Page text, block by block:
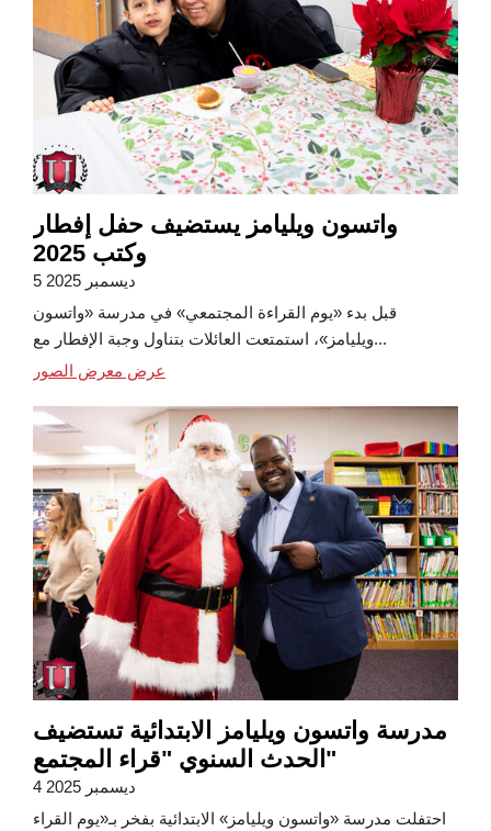
واتسون ويليامز يستضيف حفل إفطار
وكتب 2025
5 ديسمبر 2025
قبل بدء «يوم القراءة المجتمعي» في مدرسة «واتسون
ويليامز»، استمتعت العائلات بتناول وجبة الإفطار مع...
عرض معرض الصور
مدرسة واتسون ويليامز الابتدائية تستضيف
الحدث السنوي "قراء المجتمع"
4 ديسمبر 2025
احتفلت مدرسة «واتسون ويليامز» الابتدائية بفخر بـ«يوم القراء